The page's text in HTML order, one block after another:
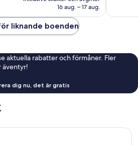
874 kr
16 aug. – 17 aug.
liknande boenden
aktuella rabatter och förmåner. Fler
äventyr!
dig nu, det är gratis